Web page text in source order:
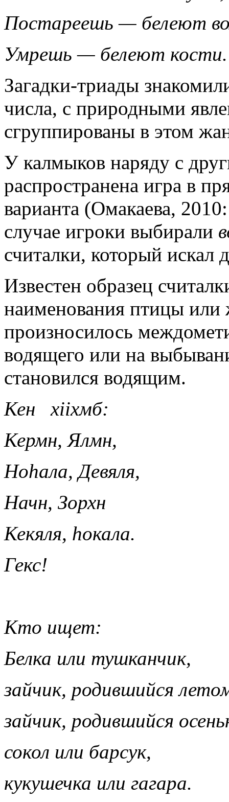
Постареешь — белеют
Умрешь — белеют кости.
Загадки-триады
числа, с природными
сгруппированы в этом
У калмыков наряду с
распространена игра в
варианта (Омакаева,
случае игроки выбирали
считалки, который искал
Известен образец
наименования птицы или
произносилось
водящего или на
становился водящим.
Кен хііхмб:
Кермн, Ялмн,
Ноhала, Девяля,
Начн, Зорхн
Кекяля, hокала.
Гекс!
Кто ищет:
Белка или тушканчик,
зайчик, родившийся
зайчик, родившийся
сокол или барсук,
кукушечка или гагара.